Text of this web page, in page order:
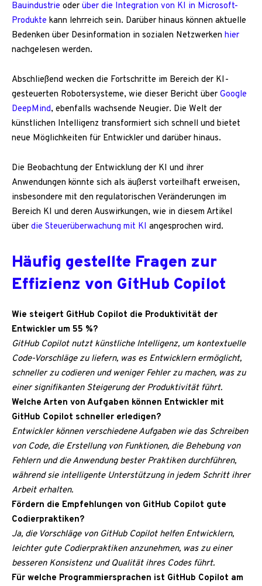
Bauindustrie oder über die Integration von KI in Microsoft-
Produkte kann lehrreich sein. Darüber hinaus können aktuelle
Bedenken über Desinformation in sozialen Netzwerken hier
nachgelesen werden.
Abschließend wecken die Fortschritte im Bereich der KI-
gesteuerten Robotersysteme, wie dieser Bericht über Google
DeepMind, ebenfalls wachsende Neugier. Die Welt der
künstlichen Intelligenz transformiert sich schnell und bietet
neue Möglichkeiten für Entwickler und darüber hinaus.
Die Beobachtung der Entwicklung der KI und ihrer
Anwendungen könnte sich als äußerst vorteilhaft erweisen,
insbesondere mit den regulatorischen Veränderungen im
Bereich KI und deren Auswirkungen, wie in diesem Artikel
über die Steuerüberwachung mit KI angesprochen wird.
Häufig gestellte Fragen zur
Effizienz von GitHub Copilot
Wie steigert GitHub Copilot die Produktivität der
Entwickler um 55 %?
GitHub Copilot nutzt künstliche Intelligenz, um kontextuelle
Code-Vorschläge zu liefern, was es Entwicklern ermöglicht,
schneller zu codieren und weniger Fehler zu machen, was zu
einer signifikanten Steigerung der Produktivität führt.
Welche Arten von Aufgaben können Entwickler mit
GitHub Copilot schneller erledigen?
Entwickler können verschiedene Aufgaben wie das Schreiben
von Code, die Erstellung von Funktionen, die Behebung von
Fehlern und die Anwendung bester Praktiken durchführen,
während sie intelligente Unterstützung in jedem Schritt ihrer
Arbeit erhalten.
Fördern die Empfehlungen von GitHub Copilot gute
Codierpraktiken?
Ja, die Vorschläge von GitHub Copilot helfen Entwicklern,
leichter gute Codierpraktiken anzunehmen, was zu einer
besseren Konsistenz und Qualität ihres Codes führt.
Für welche Programmiersprachen ist GitHub Copilot am